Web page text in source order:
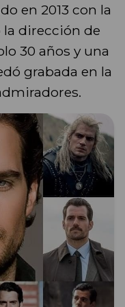
en 2013 con la
la dirección de
30 años y una
grabada en la